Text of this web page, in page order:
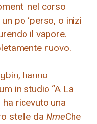
nel corso
po ‘perso, o inizi
il vapore.
nuovo.
hanno
in studio “A La
ha ricevuto una
stelle da NmeChe